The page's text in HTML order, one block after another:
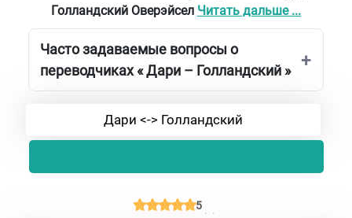
Голландский Оверэйсел Читать дальше ...
Часто задаваемые вопросы о
переводчиках « Дари – Голландский »
Дари <-> Голландский
5